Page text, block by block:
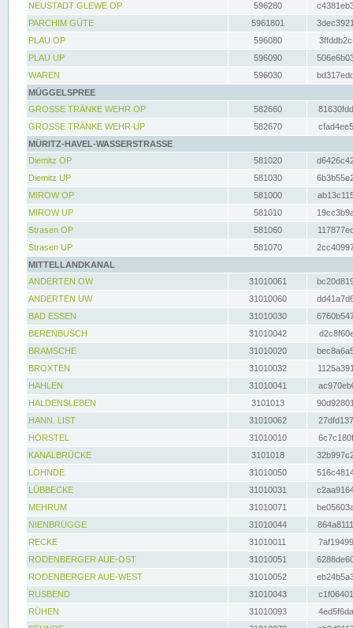
NEUSTADT GLEWE OP
596280
PARCHIM GÜTE
5961801
PLAU OP
596080
PLAU UP
596090
WAREN
596030
MÜGGELSPREE
GROSSE TRÄNKE WEHR OP
582660
GROSSE TRÄNKE WEHR UP
582670
MÜRITZ-HAVEL-WASSERSTRASSE
Diemitz OP
581020
Diemitz UP
581030
MIROW OP
581000
MIROW UP
581010
Strasen OP
581060
Strasen UP
581070
MITTELLANDKANAL
ANDERTEN OW
31010061
ANDERTEN UW
31010060
BAD ESSEN
31010030
BERENBUSCH
31010042
BRAMSCHE
31010020
BROXTEN
31010032
HAHLEN
31010041
HALDENSLEBEN
3101013
HANN. LIST
31010062
HÖRSTEL
31010010
KANALBRÜCKE
3101018
LOHNDE
31010050
LÜBBECKE
31010031
MEHRUM
31010071
NIENBRÜGGE
31010044
RECKE
31010011
RODENBERGER AUE-OST
31010051
RODENBERGER AUE-WEST
31010052
RUSBEND
31010043
RÜHEN
31010093